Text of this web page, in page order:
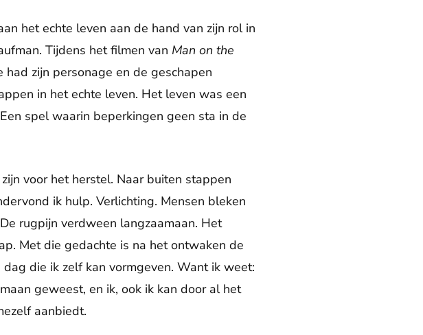
het echte leven aan de hand van zijn rol in
Tijdens het filmen van Man on the
zijn personage en de geschapen
in het echte leven. Het leven was een
spel waarin beperkingen geen sta in de
voor het herstel. Naar buiten stappen
ik hulp. Verlichting. Mensen bleken
rugpijn verdween langzaamaan. Het
Met die gedachte is na het ontwaken de
die ik zelf kan vormgeven. Want ik weet:
geweest, en ik, ook ik kan door al het
aanbiedt.